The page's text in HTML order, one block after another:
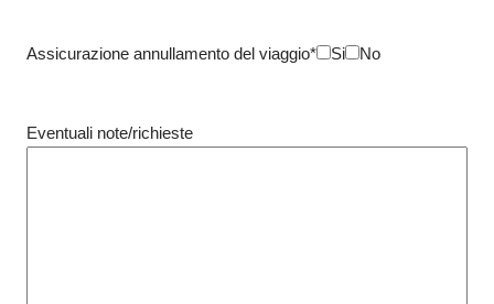
Assicurazione annullamento del viaggio* Si No
Eventuali note/richieste